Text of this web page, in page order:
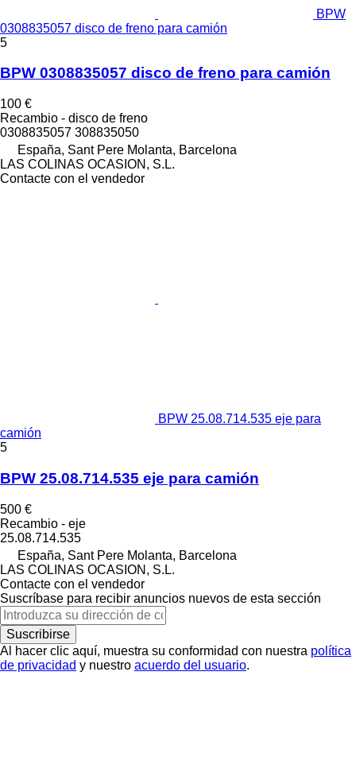
BPW
0308835057 disco de freno para camión
5
BPW 0308835057 disco de freno para camión
100 €
Recambio - disco de freno
0308835057 308835050
España, Sant Pere Molanta, Barcelona
LAS COLINAS OCASION, S.L.
Contacte con el vendedor
BPW 25.08.714.535 eje para
camión
5
BPW 25.08.714.535 eje para camión
500 €
Recambio - eje
25.08.714.535
España, Sant Pere Molanta, Barcelona
LAS COLINAS OCASION, S.L.
Contacte con el vendedor
Suscríbase para recibir anuncios nuevos de esta sección
Suscribirse
Al hacer clic aquí, muestra su conformidad con nuestra política
de privacidad y nuestro acuerdo del usuario.